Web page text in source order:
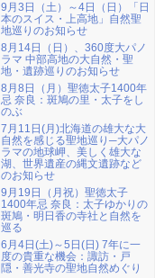
9月3日（土）～4日（日）「日
本のスイス・上高地」自然聖
地巡りのお知らせ
8月14日（日）、360度大パノ
ラマ 中部高地の大自然・聖
地・遺跡巡りのお知らせ
8月8日（月）聖徳太子1400年
忌 奈良：斑鳩の里・太子をし
のぶ
7月11日(月)北海道の雄大な大
自然を感じる聖地巡り─大パノ
ラマの地球岬、美しく雄大な
湖、世界遺産の縄文遺跡など
のお知らせ
9月19日（月祝）聖徳太子
1400年忌 奈良：太子ゆかりの
斑鳩・明日香の寺社と自然を
巡る
6月4日(土)～5日(日) 7年に一
度の貴重な機会：諏訪・戸
隠・善光寺の聖地自然めぐり